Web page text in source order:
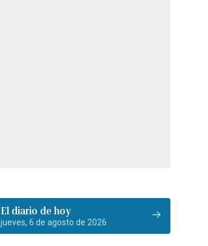
El diario de hoy
jueves, 6 de agosto de 2026